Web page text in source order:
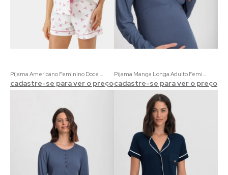
Pijama Americano Feminino Doce Vida | 100% Algodão Off White e Rosa Xadrez com Estampa de Laços
cadastre-se para ver o preço
Pijama Manga Longa Adulto Feminino Liso
cadastre-se para ver o preço